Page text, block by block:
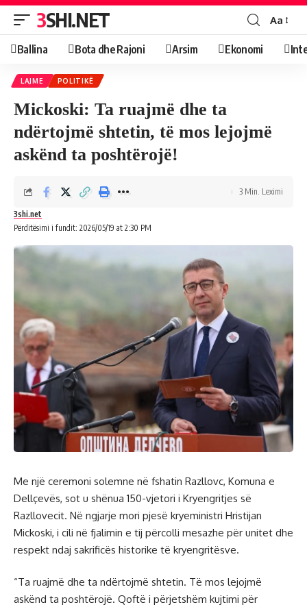
3SHI.NET Aa
Ballina Bota dhe Rajoni Arsim Ekonomi
LAJME POLITIKË
Mickoski: Ta ruajmë dhe ta
ndërtojmë shtetin, të mos lejojmë
askënd ta poshtërojë!
Përditësimi i fundit: 2026/05/19 at 2:30 PM
3shi.net
3 Min. Leximi
Me një ceremoni solemne në fshatin Razllovc, Komuna e
Dellçevës, sot u shënua 150-vjetori i Kryengritjes së
Razllovecit. Në ngjarje mori pjesë kryeministri Hristijan
Mickoski, i cili në fjalimin e tij përcolli mesazhe për unitet dhe
respekt ndaj sakrificës historike të kryengritësve.
“Ta ruajmë dhe ta ndërtojmë shtetin. Të mos lejojmë
askënd ta poshtërojë. Qoftë i përjetshëm kujtimi për